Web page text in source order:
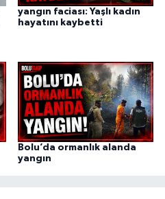
yangın faciası: Yaşlı kadın
hayatını kaybetti
Bolu’da ormanlık alanda
yangın